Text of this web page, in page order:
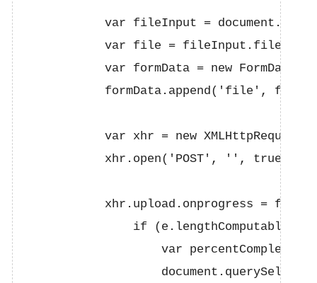
var fileInput =
var file = fileInput.files[0];
var formData = new FormData();
formData.append('file', file);
var xhr = new
xhr.open('POST', '', true);
xhr.upload.onprogress =
if (e.lengthComputable) {
var percentComplete =